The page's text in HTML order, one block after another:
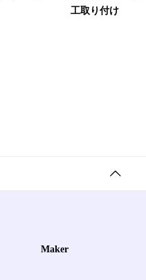
工取り付け
Maker